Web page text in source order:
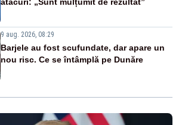
9 aug. 2026, 08:29
Barjele au fost scufundate, dar apare un
nou risc. Ce se întâmplă pe Dunăre